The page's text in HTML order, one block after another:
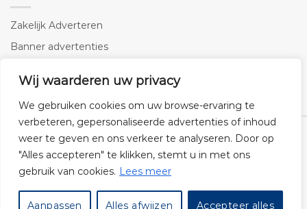
Wij waarderen uw privacy
We gebruiken cookies om uw browse-ervaring te
verbeteren, gepersonaliseerde advertenties of inhoud
weer te geven en ons verkeer te analyseren. Door op
"Alles accepteren" te klikken, stemt u in met ons
gebruik van cookies. Lees meer
Aanpassen Alles afwijzen Accepteer alles
Zakelijk Adverteren
Banner advertenties
SEO copywriting